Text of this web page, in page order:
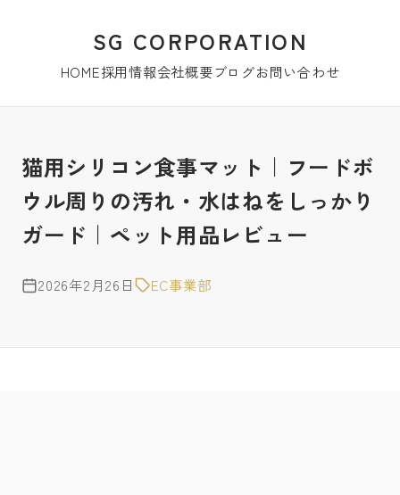
SG CORPORATION
HOME採用情報会社概要ブログお問い合わせ
猫用シリコン食事マット｜フードボ
ウル周りの汚れ・水はねをしっかり
ガード｜ペット用品レビュー
2026年2月26日 EC事業部